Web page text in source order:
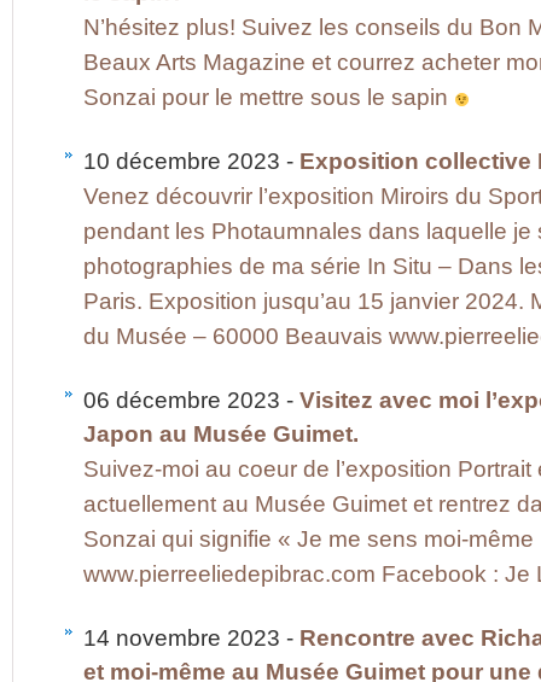
N’hésitez plus! Suivez les conseils du Bon
Beaux Arts Magazine et courrez acheter
Sonzai pour le mettre sous le sapin
10 décembre 2023 - Exposition collective
Venez découvrir l’exposition Miroirs du
pendant les Photaumnales dans laquelle je
photographies de ma série In Situ – Dans
Paris. Exposition jusqu’au 15 janvier 2024.
du Musée – 60000 Beauvais
06 décembre 2023 - Visitez avec moi
Japon au Musée Guimet.
Suivez-moi au coeur de l’exposition
actuellement au Musée Guimet et rentrez
Sonzai qui signifie « Je me sens moi-
www.pierreeliedepibrac.com Facebook : Je
14 novembre 2023 - Rencontre avec
et moi-même au Musée Guimet pour